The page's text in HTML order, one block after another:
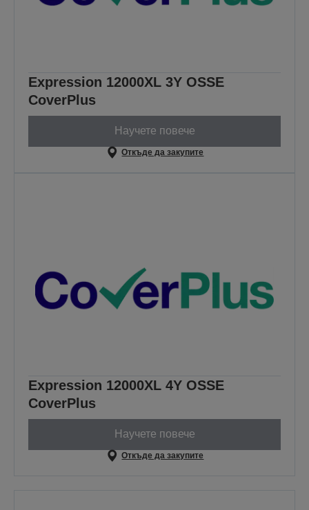
Expression 12000XL 3Y OSSE
CoverPlus
Научете повече
Откъде да закупите
Expression 12000XL 4Y OSSE
CoverPlus
Научете повече
Откъде да закупите